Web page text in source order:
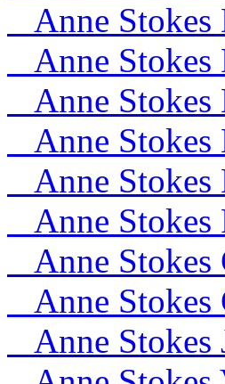
Anne Stokes
Anne Stokes
Anne Stokes
Anne Stokes
Anne Stokes
Anne Stokes
Anne Stokes
Anne Stokes
Anne Stokes